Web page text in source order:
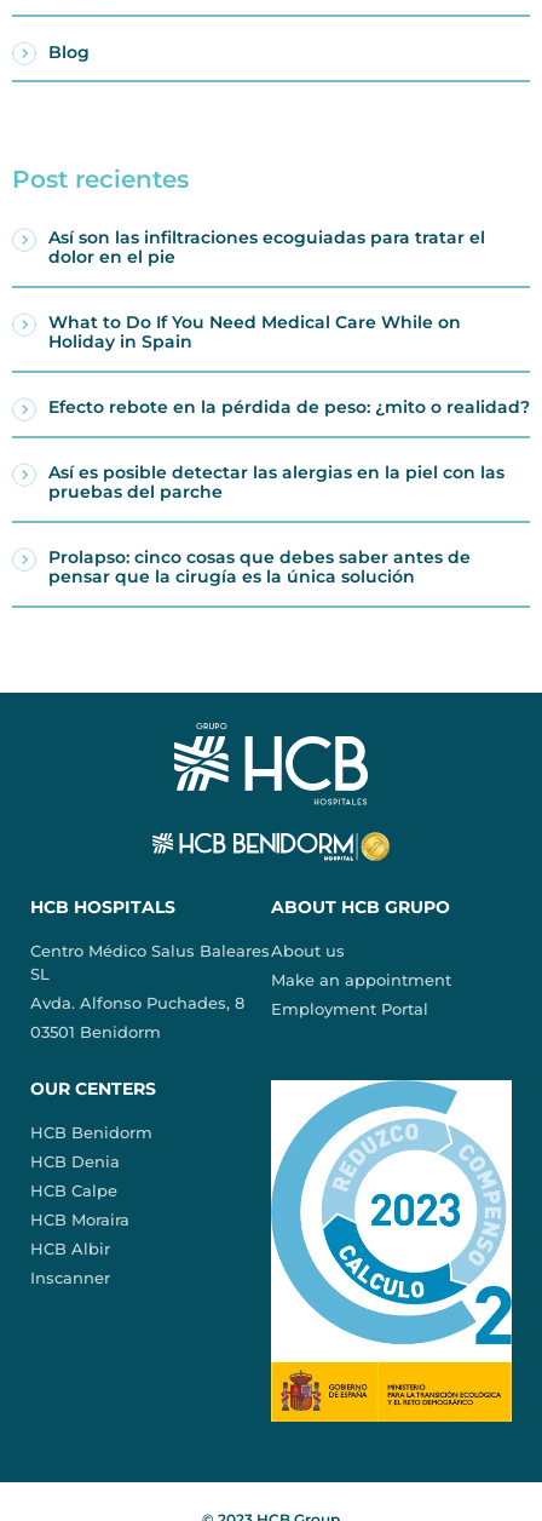
Blog
Post recientes
Así son las infiltraciones ecoguiadas para tratar el
dolor en el pie
What to Do If You Need Medical Care While on
Holiday in Spain
Efecto rebote en la pérdida de peso: ¿mito o realidad?
Así es posible detectar las alergias en la piel con las
pruebas del parche
Prolapso: cinco cosas que debes saber antes de
pensar que la cirugía es la única solución
HCB HOSPITALS
Centro Médico Salus Baleares
SL
Avda. Alfonso Puchades, 8
03501 Benidorm
ABOUT HCB GRUPO
About us
Make an appointment
Employment Portal
OUR CENTERS
HCB Benidorm
HCB Denia
HCB Calpe
HCB Moraira
HCB Albir
Inscanner